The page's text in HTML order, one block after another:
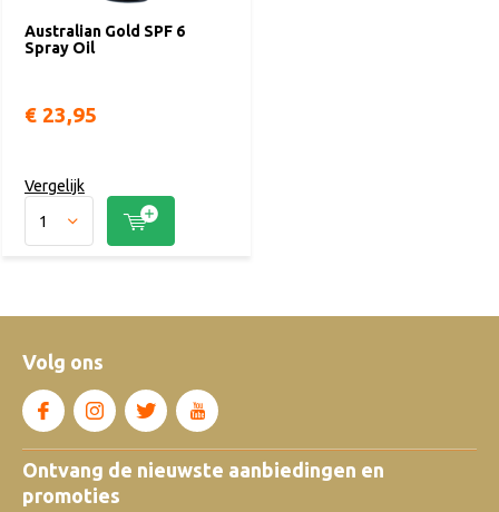
Australian Gold SPF 6
Spray Oil
€ 23,95
Vergelijk
Volg ons
Ontvang de nieuwste aanbiedingen en
promoties